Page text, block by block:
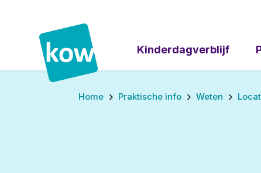
Kinderdagverblijf
Home Praktische info Weten